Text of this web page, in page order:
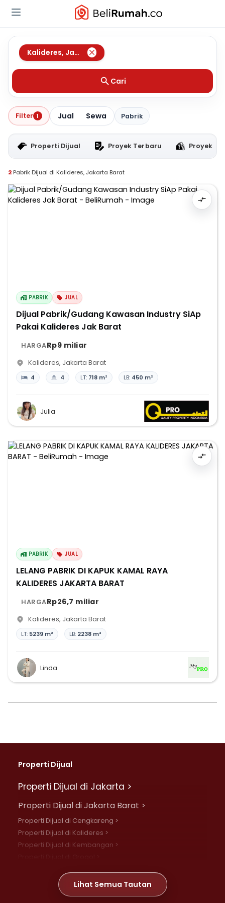
Kalideres, Jakarta Barat
Cari
Filter 1 Jual Sewa Pabrik
Properti Dijual Proyek Terbaru Proyek
2 Pabrik Dijual di Kalideres, Jakarta Barat
PABRIK JUAL
Dijual Pabrik/Gudang Kawasan Industry SiAp
Pakai Kalideres Jak Barat
HARGARp9 miliar
Kalideres, Jakarta Barat
4 4 LT: 718 m² LB: 450 m²
Julia
PABRIK JUAL
LELANG PABRIK DI KAPUK KAMAL RAYA
KALIDERES JAKARTA BARAT
HARGARp26,7 miliar
Kalideres, Jakarta Barat
LT: 5239 m² LB: 2238 m²
Linda
Properti Dijual
Properti Dijual di Jakarta >
Properti Dijual di Jakarta Barat >
Properti Dijual di Cengkareng >
Properti Dijual di Kalideres >
Properti Dijual di Kembangan >
Properti Dijual di Meruya >
Properti Dijual di Jelambar >
Lihat Semua Tautan